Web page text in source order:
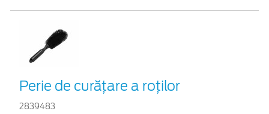
Perie de curățare a roților
2839483